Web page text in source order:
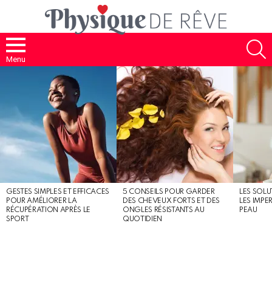
Menu
GESTES SIMPLES ET EFFICACES
POUR AMÉLIORER LA
RÉCUPÉRATION APRÈS LE
SPORT
5 CONSEILS POUR GARDER
DES CHEVEUX FORTS ET DES
ONGLES RÉSISTANTS AU
QUOTIDIEN
LES
LES
PEAU